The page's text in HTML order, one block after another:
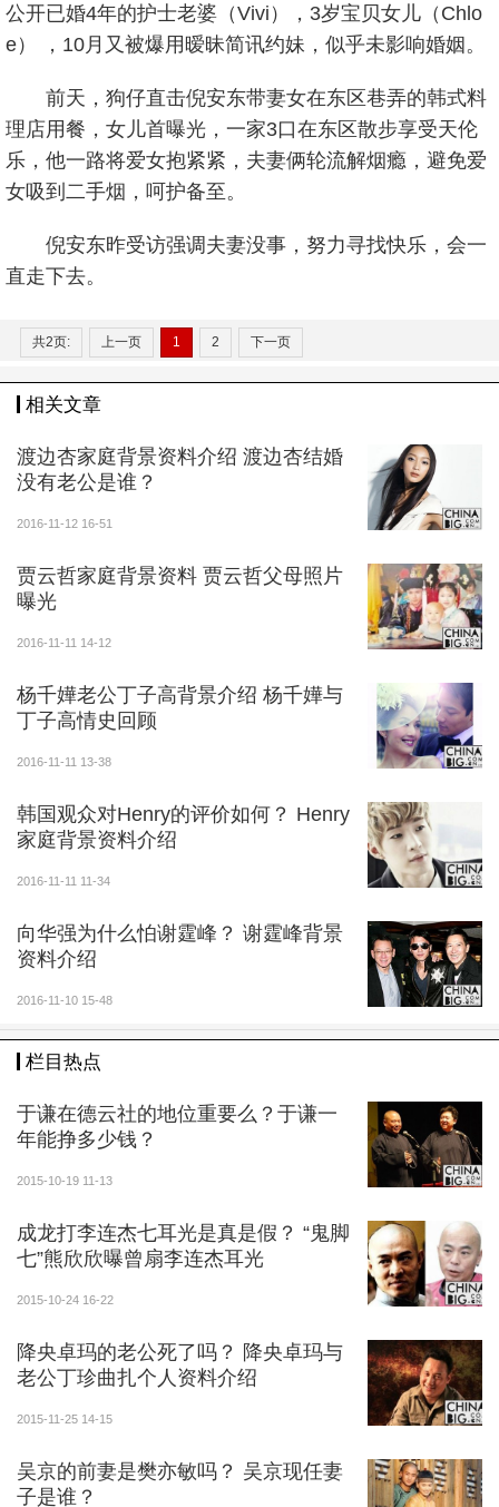
公开已婚4年的护士老婆（Vivi），3岁宝贝女儿（Chlo
e） ，10月又被爆用暧昧简讯约妹，似乎未影响婚姻。
前天，狗仔直击倪安东带妻女在东区巷弄的韩式料
理店用餐，女儿首曝光，一家3口在东区散步享受天伦
乐，他一路将爱女抱紧紧，夫妻俩轮流解烟瘾，避免爱
女吸到二手烟，呵护备至。
倪安东昨受访强调夫妻没事，努力寻找快乐，会一
直走下去。
共2页: 上一页 1 2 下一页
相关文章
渡边杏家庭背景资料介绍 渡边杏结婚
没有老公是谁？
2016-11-12 16-51
贾云哲家庭背景资料 贾云哲父母照片
曝光
2016-11-11 14-12
杨千嬅老公丁子高背景介绍 杨千嬅与
丁子高情史回顾
2016-11-11 13-38
韩国观众对Henry的评价如何？ Henry
家庭背景资料介绍
2016-11-11 11-34
向华强为什么怕谢霆峰？ 谢霆峰背景
资料介绍
2016-11-10 15-48
栏目热点
于谦在德云社的地位重要么？于谦一
年能挣多少钱？
2015-10-19 11-13
成龙打李连杰七耳光是真是假？ “鬼脚
七”熊欣欣曝曾扇李连杰耳光
2015-10-24 16-22
降央卓玛的老公死了吗？ 降央卓玛与
老公丁珍曲扎个人资料介绍
2015-11-25 14-15
吴京的前妻是樊亦敏吗？ 吴京现任妻
子是谁？